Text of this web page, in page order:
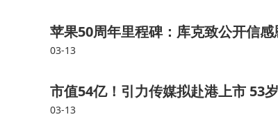
苹果50周年里程碑：库克致公开信
03-13
市值54亿！引力传媒拟赴港上市 53
03-13